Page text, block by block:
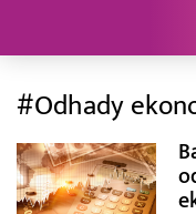
#Odhady